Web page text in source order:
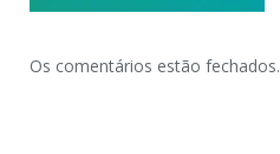
Os comentários estão fechados.